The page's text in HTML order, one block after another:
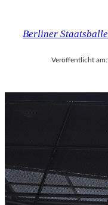
Berliner
Veröffentlicht am: